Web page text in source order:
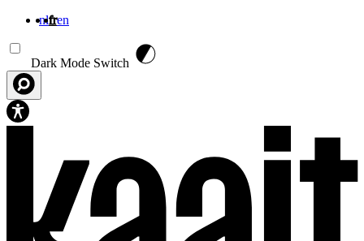
nlfren
Dark Mode Switch